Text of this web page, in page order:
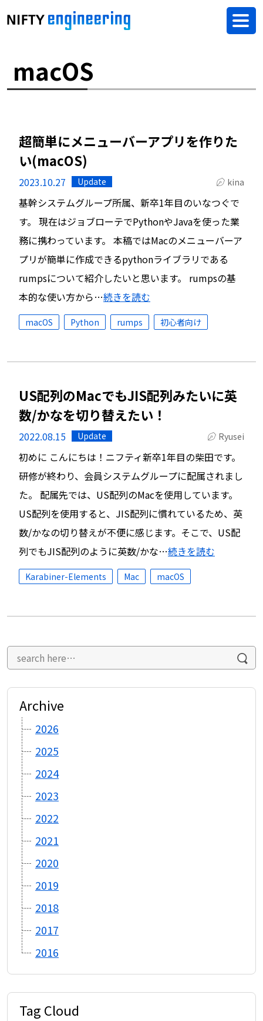
macOS
超簡単にメニューバーアプリを作りた
い(macOS)
2023.10.27 Update kina
基幹システムグループ所属、新卒1年目のいなつぐで
す。 現在はジョブローテでPythonやJavaを使った業
務に携わっています。 本稿ではMacのメニューバーア
プリが簡単に作成できるpythonライブラリである
rumpsについて紹介したいと思います。 rumpsの基
本的な使い方から…続きを読む
macOS Python rumps 初心者向け
US配列のMacでもJIS配列みたいに英
数/かなを切り替えたい！
2022.08.15 Update Ryusei
初めに こんにちは！ニフティ新卒1年目の柴田です。
研修が終わり、会員システムグループに配属されまし
た。 配属先では、US配列のMacを使用しています。
US配列を使用すると、JIS配列に慣れているため、英
数/かなの切り替えが不便に感じます。そこで、US配
列でもJIS配列のように英数/かな…続きを読む
Karabiner-Elements Mac macOS
Archive
2026
2025
2024
2023
2022
2021
2020
2019
2018
2017
2016
Tag Cloud